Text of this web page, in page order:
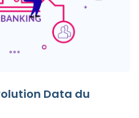
Data du